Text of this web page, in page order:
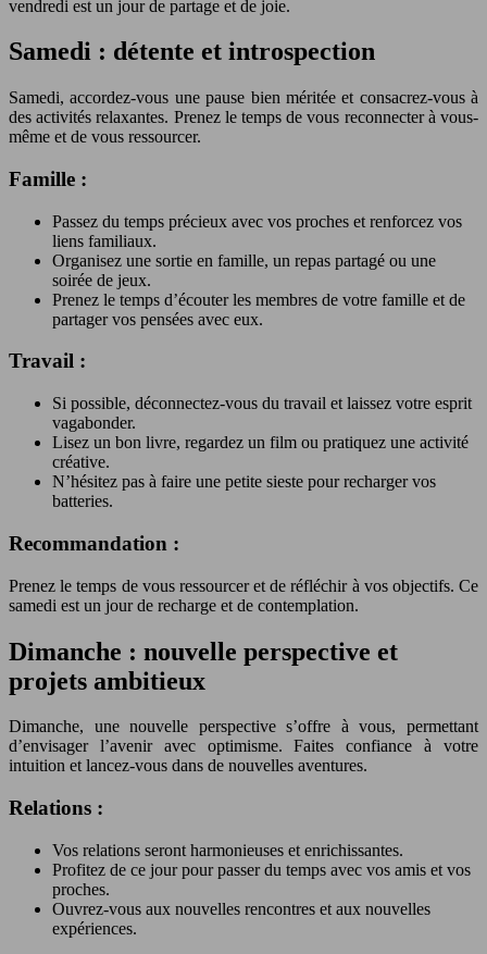
vendredi est un jour de partage et de joie.
Samedi : détente et introspection
Samedi, accordez-vous une pause bien méritée et consacrez-vous à
des activités relaxantes. Prenez le temps de vous reconnecter à vous-
même et de vous ressourcer.
Famille :
Passez du temps précieux avec vos proches et renforcez vos
liens familiaux.
Organisez une sortie en famille, un repas partagé ou une
soirée de jeux.
Prenez le temps d’écouter les membres de votre famille et de
partager vos pensées avec eux.
Travail :
Si possible, déconnectez-vous du travail et laissez votre esprit
vagabonder.
Lisez un bon livre, regardez un film ou pratiquez une activité
créative.
N’hésitez pas à faire une petite sieste pour recharger vos
batteries.
Recommandation :
Prenez le temps de vous ressourcer et de réfléchir à vos objectifs. Ce
samedi est un jour de recharge et de contemplation.
Dimanche : nouvelle perspective et
projets ambitieux
Dimanche, une nouvelle perspective s’offre à vous, permettant
d’envisager l’avenir avec optimisme. Faites confiance à votre
intuition et lancez-vous dans de nouvelles aventures.
Relations :
Vos relations seront harmonieuses et enrichissantes.
Profitez de ce jour pour passer du temps avec vos amis et vos
proches.
Ouvrez-vous aux nouvelles rencontres et aux nouvelles
expériences.